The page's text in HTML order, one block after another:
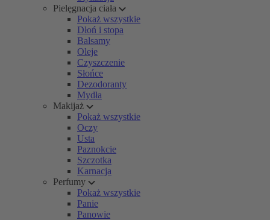
Pielęgnacja ciała
Pokaż wszystkie
Dłoń i stopa
Balsamy
Oleje
Czyszczenie
Słońce
Dezodoranty
Mydła
Makijaż
Pokaż wszystkie
Oczy
Usta
Paznokcie
Szczotka
Karnacja
Perfumy
Pokaż wszystkie
Panie
Panowie